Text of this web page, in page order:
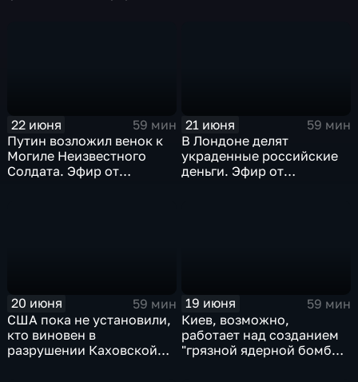
22 июня
59 мин
Путин возложил венок к
Могиле Неизвестного
Солдата. Эфир от
21 июня
59 мин
В Лондоне делят
украденные российские
деньги. Эфир от
20 июня
59 мин
США пока не установили,
кто виновен в
разрушении Каховской
19 июня
59 мин
Киев, возможно,
работает над созданием
"грязной ядерной бомбы".